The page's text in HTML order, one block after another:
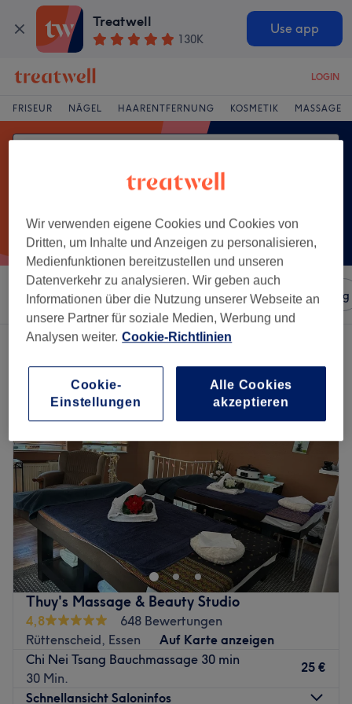
Treatwell
130K
Use app
LOGIN
FRISEUR NÄGEL HAARENTFERNUNG KOSMETIK MASSAGE
Sortieren nach Salons Expressangebote Bewertung
Ein Salon, der anbietet:
Thuy's Massage & Beauty Studio
4,8
648 Bewertungen
Rüttenscheid, Essen
Auf Karte anzeigen
Chi Nei Tsang Bauchmassage 30 min
30 Min.
25 €
Schnellansicht Saloninfos
Wir verwenden eigene Cookies und Cookies von
Dritten, um Inhalte und Anzeigen zu personalisieren,
Medienfunktionen bereitzustellen und unseren
Datenverkehr zu analysieren. Wir geben auch
Informationen über die Nutzung unserer Webseite an
unsere Partner für soziale Medien, Werbung und
Analysen weiter. Cookie-Richtlinien
Cookie-
Einstellungen
Alle Cookies
akzeptieren